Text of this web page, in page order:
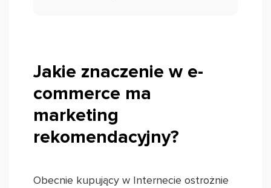
Jakie znaczenie w e-
commerce ma
marketing
rekomendacyjny?
Obecnie kupujący w Internecie ostrożnie